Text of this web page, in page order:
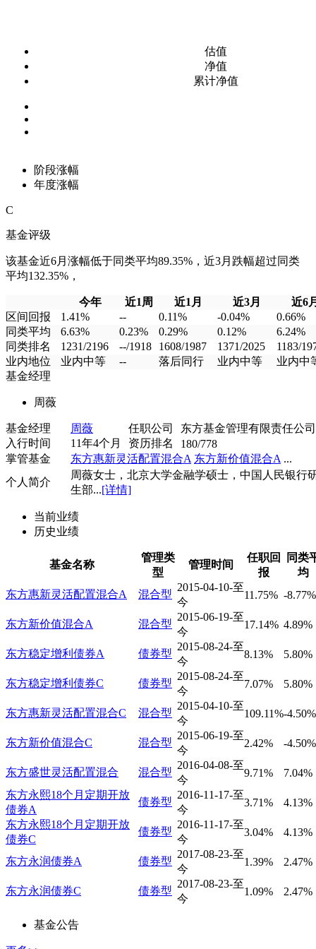
估值
净值
累计净值
阶段涨幅
年度涨幅
C
基金评级
该基金近6月涨幅低于同类平均89.35%，近3月跌幅超过同类
平均132.35%，
今年 近1周 近1月 近3月
近6
区间回报
1.41% -- 0.11% -0.04%
0.66%
同类平均
6.63% 0.23% 0.29% 0.12%
6.24%
同类排名
1231/2196 --/1918 1608/1987 1371/2025
1183/
业内地位
业内中等 -- 落后同行 业内中等
业内中
基金经理
周薇
基金经理 周薇 任职公司
东方基金管理有限责任公司
入行时间
11年4个月 资历排名
180/778
掌管基金
东方惠新灵活配置混合A 东方新价值混合A ...
个人简介
周薇女士，北京大学金融学硕士，中国人民银行
生部...[详情]
当前业绩
历史业绩
基金名称
管理类
型
管理时间
任职回
报
同类
均
东方惠新灵活配置混合A
混合型
2015-04-10-至
今
11.75% -8.77%
东方新价值混合A 混合型
2015-06-19-至
今
17.14% 4.89%
东方稳定增利债券A 债券型
2015-08-24-至
今
8.13% 5.80%
东方稳定增利债券C 债券型
2015-08-24-至
今
7.07% 5.80%
东方惠新灵活配置混合C 混合型
2015-04-10-至
今
109.11%-4.50%
东方新价值混合C 混合型
2015-06-19-至
今
2.42% -4.50%
东方盛世灵活配置混合 混合型
2016-04-08-至
今
9.71%
7.04%
东方永熙18个月定期开放
债券A
债券型
2016-11-17-至
今
3.71%
4.13%
东方永熙18个月定期开放
债券C
债券型
2016-11-17-至
今
3.04% 4.13%
东方永润债券A 债券型
2017-08-23-至
今
1.39% 2.47%
东方永润债券C 债券型
2017-08-23-至
今
1.09% 2.47%
基金公告